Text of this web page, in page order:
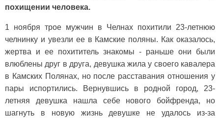
похищении человека.
1 ноября трое мужчин в Челнах похитили 23-летнюю
челнинку и увезли ее в Камские поляны. Как оказалось,
жертва и ее похититель знакомы - раньше они были
влюблены друг в друга, девушка жила у своего кавалера
в Камских Полянах, но после расставания отношения у
пары испортились. Вернувшись в родной город, 23-
летняя девушка нашла себе нового бойфренда, но
шагнуть в новую жизнь девушке не удалось из-за